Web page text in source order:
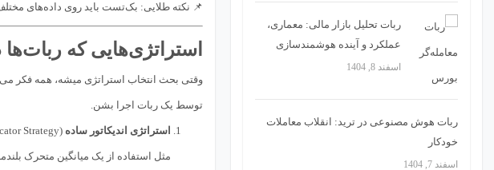
ربات تحلیل بازار مالی: معماری،
عملکرد و آینده هوشمندسازی
تصمیمات تریدینگ
اسفند 8, 1404
ربات هوش مصنوعی در ترید: انقلاب معاملات
خودکار
اسفند 7, 1404
📌 نکته طلایی: بک‌تست باید روی داده‌های
استراتژی‌هایی که
وقتی بحث انتخاب استراتژی میشه، همه فکر
توسط یک ربات اجرا بشن.
استراتژی اندیکاتور ساده (Simple Indicator Strategy) 📉
مثل استفاده از یک میانگین متحرک